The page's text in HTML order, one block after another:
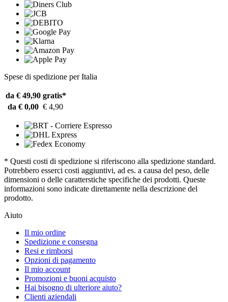
Spese di spedizione per Italia
da € 49,90 gratis*
da € 0,00 € 4,90
* Questi costi di spedizione si riferiscono alla spedizione standard.
Potrebbero esserci costi aggiuntivi, ad es. a causa del peso, delle
dimensioni o delle caratterstiche specifiche dei prodotti. Queste
informazioni sono indicate direttamente nella descrizione del
prodotto.
Aiuto
Il mio ordine
Spedizione e consegna
Resi e rimborsi
Opzioni di pagamento
Il mio account
Promozioni e buoni acquisto
Hai bisogno di ulteriore aiuto?
Clienti aziendali